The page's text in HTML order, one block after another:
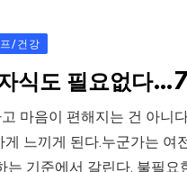
/건강
식도 필요없다
마음이 편해지는 건 아니
게 느끼게 된다.누군가는 여
는 기준에서 갈린다. 불필